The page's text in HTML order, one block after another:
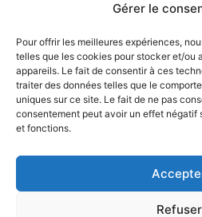
Gérer le
Pour offrir les meilleures expériences,
telles que les cookies pour stocker et/ou
appareils. Le fait de consentir à ces
traiter des données telles que le
uniques sur ce site. Le fait de ne pas
consentement peut avoir un effet négatif
et fonctions.
Refuser
© Gouvernement du
Plan du
Accès à
Déclaration de